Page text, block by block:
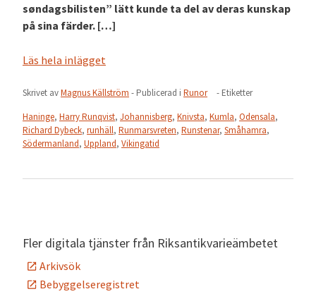
søndagsbilisten” lätt kunde ta del av deras kunskap
på sina färder. […]
Läs hela inlägget
Skrivet avMagnus Källström - Publicerad i Runor
- Etiketter
Haninge, Harry Runqvist, Johannisberg, Knivsta, Kumla, Odensala,
Richard Dybeck, runhäll, Runmarsvreten, Runstenar, Småhamra,
Södermanland, Uppland, Vikingatid
Fler digitala tjänster från Riksantikvarieämbetet
Arkivsök
Bebyggelseregistret